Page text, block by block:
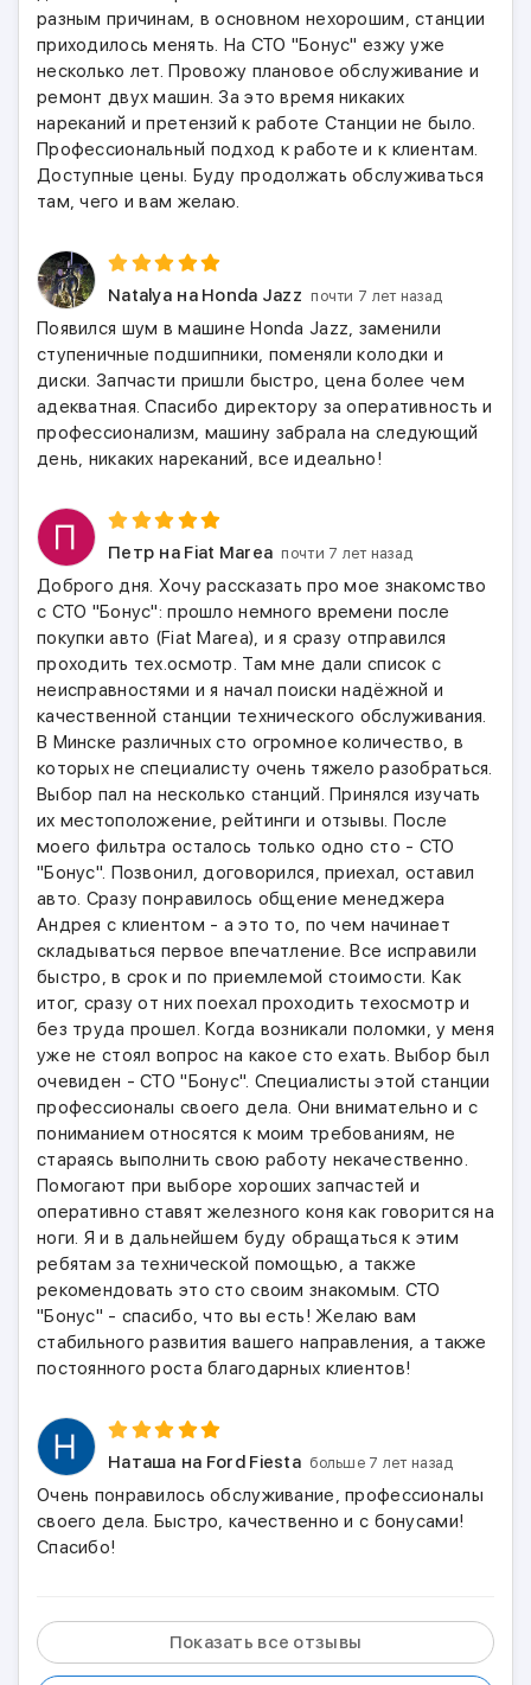
разным причинам, в основном нехорошим, станции
приходилось менять. На СТО "Бонус" езжу уже
несколько лет. Провожу плановое обслуживание и
ремонт двух машин. За это время никаких
нареканий и претензий к работе Станции не было.
Профессиональный подход к работе и к клиентам.
Доступные цены. Буду продолжать обслуживаться
там, чего и вам желаю.
Natalya на Honda Jazz почти 7 лет назад
Появился шум в машине Honda Jazz, заменили
ступеничные подшипники, поменяли колодки и
диски. Запчасти пришли быстро, цена более чем
адекватная. Спасибо директору за оперативность и
профессионализм, машину забрала на следующий
день, никаких нареканий, все идеально!
Петр на Fiat Marea почти 7 лет назад
Доброго дня. Хочу рассказать про мое знакомство
с СТО "Бонус": прошло немного времени после
покупки авто (Fiat Marea), и я сразу отправился
проходить тех.осмотр. Там мне дали список с
неисправностями и я начал поиски надёжной и
качественной станции технического обслуживания.
В Минске различных сто огромное количество, в
которых не специалисту очень тяжело разобраться.
Выбор пал на несколько станций. Принялся изучать
их местоположение, рейтинги и отзывы. После
моего фильтра осталось только одно сто - СТО
"Бонус". Позвонил, договорился, приехал, оставил
авто. Сразу понравилось общение менеджера
Андрея с клиентом - а это то, по чем начинает
складываться первое впечатление. Все исправили
быстро, в срок и по приемлемой стоимости. Как
итог, сразу от них поехал проходить техосмотр и
без труда прошел. Когда возникали поломки, у меня
уже не стоял вопрос на какое сто ехать. Выбор был
очевиден - СТО "Бонус". Специалисты этой станции
профессионалы своего дела. Они внимательно и с
пониманием относятся к моим требованиям, не
стараясь выполнить свою работу некачественно.
Помогают при выборе хороших запчастей и
оперативно ставят железного коня как говорится на
ноги. Я и в дальнейшем буду обращаться к этим
ребятам за технической помощью, а также
рекомендовать это сто своим знакомым. СТО
"Бонус" - спасибо, что вы есть! Желаю вам
стабильного развития вашего направления, а также
постоянного роста благодарных клиентов!
Наташа на Ford Fiesta больше 7 лет назад
Очень понравилось обслуживание, профессионалы
своего дела. Быстро, качественно и с бонусами!
Спасибо!
Показать все отзывы